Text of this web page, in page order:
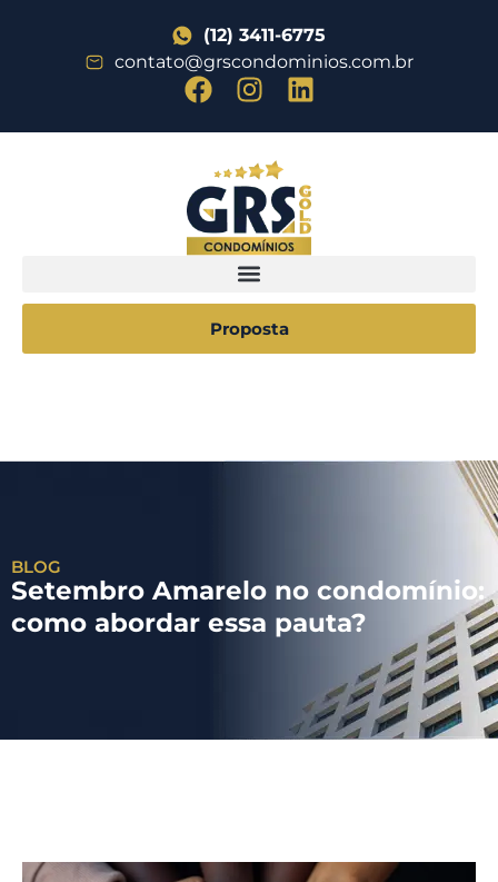
(12) 3411-6775
contato@grscondominios.com.br
Proposta
BLOG
Setembro Amarelo no condomínio:
como abordar essa pauta?